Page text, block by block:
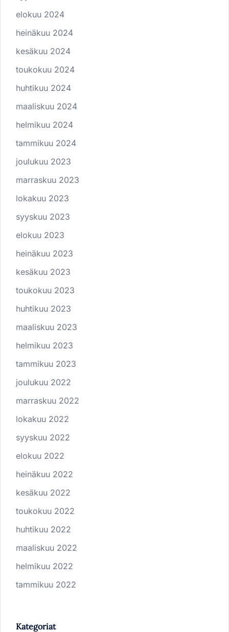
elokuu 2024
heinäkuu 2024
kesäkuu 2024
toukokuu 2024
huhtikuu 2024
maaliskuu 2024
helmikuu 2024
tammikuu 2024
joulukuu 2023
marraskuu 2023
lokakuu 2023
syyskuu 2023
elokuu 2023
heinäkuu 2023
kesäkuu 2023
toukokuu 2023
huhtikuu 2023
maaliskuu 2023
helmikuu 2023
tammikuu 2023
joulukuu 2022
marraskuu 2022
lokakuu 2022
syyskuu 2022
elokuu 2022
heinäkuu 2022
kesäkuu 2022
toukokuu 2022
huhtikuu 2022
maaliskuu 2022
helmikuu 2022
tammikuu 2022
Kategoriat